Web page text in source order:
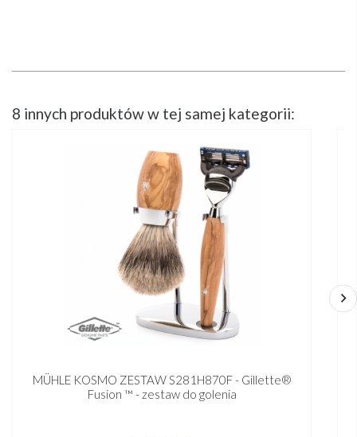
8 innych produktów w tej samej kategorii:
MÜHLE KOSMO ZESTAW S281H870F - Gillette®
Fusion ™ - zestaw do golenia